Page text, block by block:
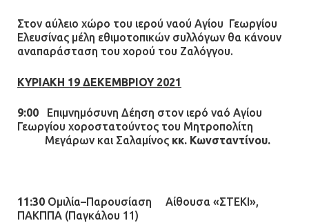
Στον αύλειο χώρο του ιερού ναού Αγίου Γεωργίου
Ελευσίνας μέλη εθιμοτοπικών συλλόγων θα κάνουν
αναπαράσταση του χορού του Ζαλόγγου.
ΚΥΡΙΑΚΗ 19 ΔΕΚΕΜΒΡΙΟΥ 2021
9:00 Επιμνημόσυνη Δέηση στον ιερό ναό Αγίου
Γεωργίου χοροστατούντος του Μητροπολίτη
Μεγάρων και Σαλαμίνος κκ. Κωνσταντίνου.
11:30 Ομιλία–Παρουσίαση Αίθουσα «ΣΤΕΚΙ»,
ΠΑΚΠΠΑ (Παγκάλου 11)